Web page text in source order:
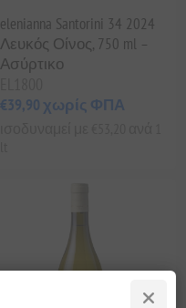
elenianna Santorini 34 2024
Λευκός Οίνος, 750 ml –
Ασύρτικο
€39,90 χωρίς ΦΠΑ